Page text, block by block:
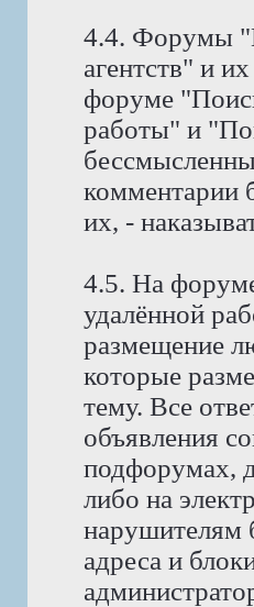
4.4. Форумы
агентств" и
форуме
работы" и
комментарии
их, -
4.5. На
удалённой
размещение
которые
тему. Все
объявления
подфорумах,
либо на
нарушителям
адреса и